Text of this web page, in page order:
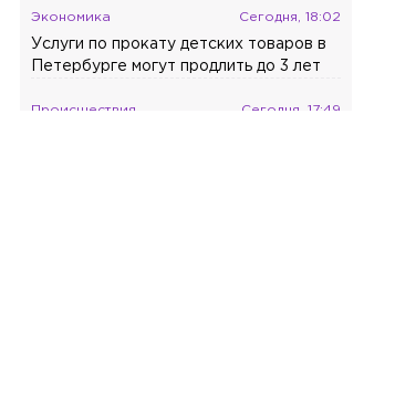
Экономика Сегодня, 18:02
Услуги по прокату детских товаров в
Петербурге могут продлить до 3 лет
Происшествия Сегодня, 17:49